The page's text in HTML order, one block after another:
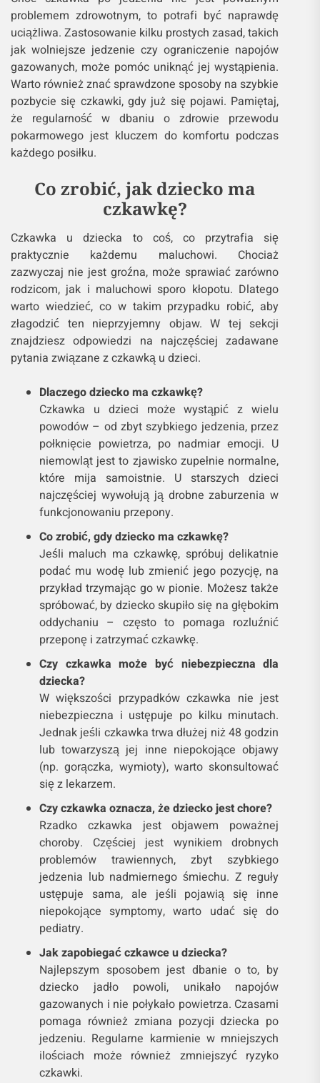
problemem zdrowotnym, to potrafi być naprawdę
uciążliwa. Zastosowanie kilku prostych zasad, takich
jak wolniejsze jedzenie czy ograniczenie napojów
gazowanych, może pomóc uniknąć jej wystąpienia.
Warto również znać sprawdzone sposoby na szybkie
pozbycie się czkawki, gdy już się pojawi. Pamiętaj,
że regularność w dbaniu o zdrowie przewodu
pokarmowego jest kluczem do komfortu podczas
każdego posiłku.
Co zrobić, jak dziecko ma
czkawkę?
Czkawka u dziecka to coś, co przytrafia się
praktycznie każdemu maluchowi. Chociaż
zazwyczaj nie jest groźna, może sprawiać zarówno
rodzicom, jak i maluchowi sporo kłopotu. Dlatego
warto wiedzieć, co w takim przypadku robić, aby
złagodzić ten nieprzyjemny objaw. W tej sekcji
znajdziesz odpowiedzi na najczęściej zadawane
pytania związane z czkawką u dzieci.
Dlaczego dziecko ma czkawkę?
Czkawka u dzieci może wystąpić z wielu
powodów – od zbyt szybkiego jedzenia, przez
połknięcie powietrza, po nadmiar emocji. U
niemowląt jest to zjawisko zupełnie normalne,
które mija samoistnie. U starszych dzieci
najczęściej wywołują ją drobne zaburzenia w
funkcjonowaniu przepony.
Co zrobić, gdy dziecko ma czkawkę?
Jeśli maluch ma czkawkę, spróbuj delikatnie
podać mu wodę lub zmienić jego pozycję, na
przykład trzymając go w pionie. Możesz także
spróbować, by dziecko skupiło się na głębokim
oddychaniu – często to pomaga rozluźnić
przeponę i zatrzymać czkawkę.
Czy czkawka może być niebezpieczna dla
dziecka?
W większości przypadków czkawka nie jest
niebezpieczna i ustępuje po kilku minutach.
Jednak jeśli czkawka trwa dłużej niż 48 godzin
lub towarzyszą jej inne niepokojące objawy
(np. gorączka, wymioty), warto skonsultować
się z lekarzem.
Czy czkawka oznacza, że dziecko jest chore?
Rzadko czkawka jest objawem poważnej
choroby. Częściej jest wynikiem drobnych
problemów trawiennych, zbyt szybkiego
jedzenia lub nadmiernego śmiechu. Z reguły
ustępuje sama, ale jeśli pojawią się inne
niepokojące symptomy, warto udać się do
pediatry.
Jak zapobiegać czkawce u dziecka?
Najlepszym sposobem jest dbanie o to, by
dziecko jadło powoli, unikało napojów
gazowanych i nie połykało powietrza. Czasami
pomaga również zmiana pozycji dziecka po
jedzeniu. Regularne karmienie w mniejszych
ilościach może również zmniejszyć ryzyko
czkawki.